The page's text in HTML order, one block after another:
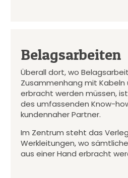
Belagsarbeiten
Überall dort, wo
Zusammenhang mit Kabeln
erbracht werden müssen, ist
des umfassenden Know-
kundennaher Partner.
Im Zentrum steht das
Werkleitungen, wo
aus einer Hand erbracht